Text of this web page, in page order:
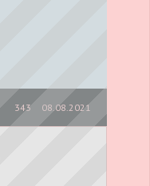
08.08.2021
343